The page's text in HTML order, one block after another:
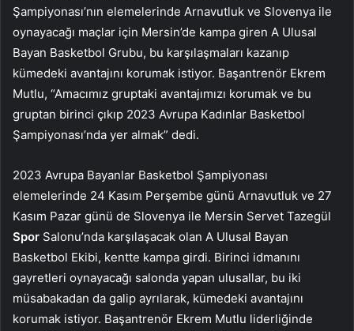
Şampiyonası’nın elemelerinde Arnavutluk ve Slovenya ile
oynayacağı maçlar için Mersin’de kampa giren A Ulusal
Bayan Basketbol Grubu, bu karşılaşmaları kazanıp
kümedeki avantajını korumak istiyor. Başantrenör Ekrem
Mutlu, “Amacımız gruptaki avantajımızı korumak ve bu
gruptan birinci çıkıp 2023 Avrupa Kadınlar Basketbol
Şampiyonası’nda yer almak” dedi.
2023 Avrupa Bayanlar Basketbol Şampiyonası
elemelerinde 24 Kasım Perşembe günü Arnavutluk ve 27
Kasım Pazar günü de Slovenya ile Mersin Servet Tazegül
Spor Salonu’nda karşılaşacak olan A Ulusal Bayan
Basketbol Ekibi, kentte kampa girdi. Birinci idmanını
gayretleri oynayacağı salonda yapan ulusallar, bu iki
müsabakadan da galip ayrılarak, kümedeki avantajını
korumak istiyor. Başantrenör Ekrem Mutlu liderliğinde